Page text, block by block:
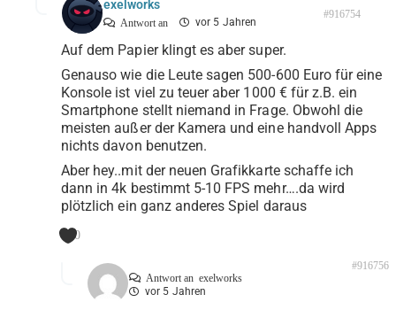
exelworks
Antwort an vor 5 Jahren
#916754
Auf dem Papier klingt es aber super.
Genauso wie die Leute sagen 500-600 Euro für eine
Konsole ist viel zu teuer aber 1000 € für z.B. ein
Smartphone stellt niemand in Frage. Obwohl die
meisten außer der Kamera und eine handvoll Apps
nichts davon benutzen.
Aber hey..mit der neuen Grafikkarte schaffe ich
dann in 4k bestimmt 5-10 FPS mehr….da wird
plötzlich ein ganz anderes Spiel daraus
0
Antwort an exelworks
vor 5 Jahren
#916756